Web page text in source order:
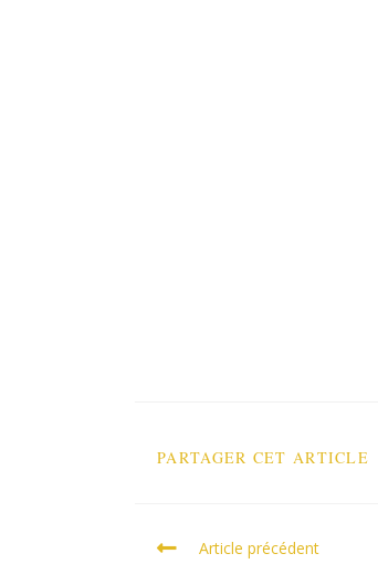
PARTAGER CET ARTICLE
Article précédent